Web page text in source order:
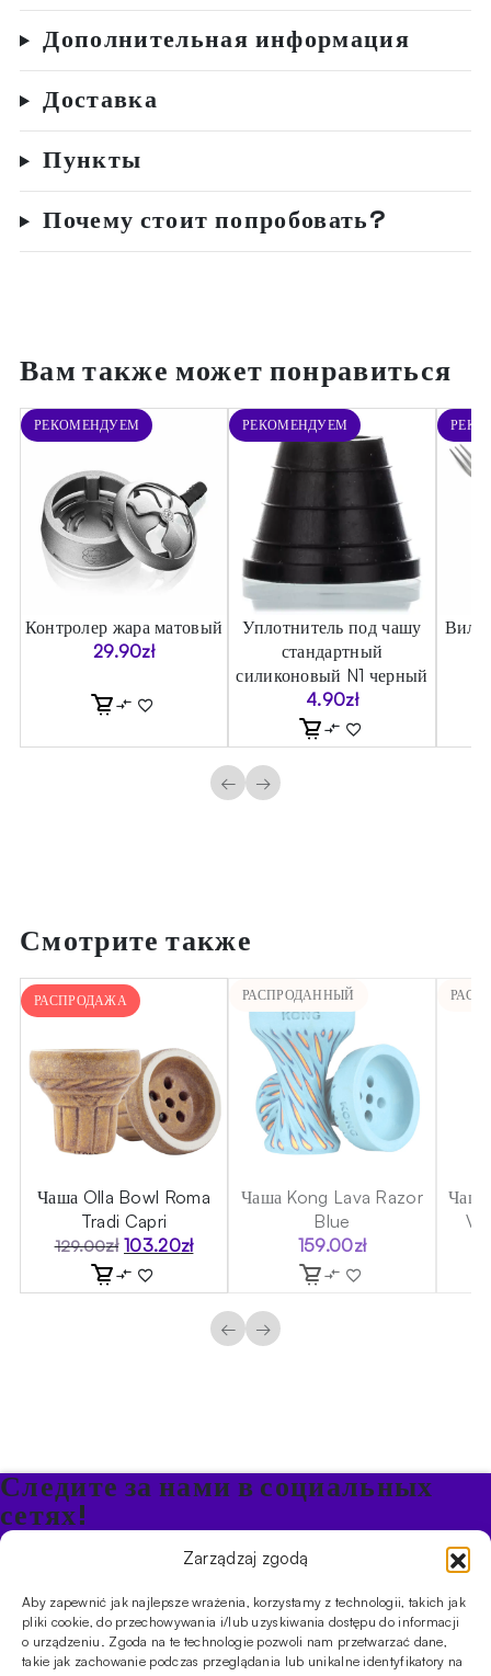
Zarządzaj zgodą
Aby zapewnić jak najlepsze wrażenia, korzystamy z technologii, takich jak
pliki cookie, do przechowywania i/lub uzyskiwania dostępu do informacji
o urządzeniu. Zgoda na te technologie pozwoli nam przetwarzać dane,
takie jak zachowanie podczas przeglądania lub unikalne identyfikatory na
Дополнительная информация
Доставка
Пункты
Почему стоит попробовать?
Вам также может понравиться
РЕКОМЕНДУЕМ
Контролер жара матовый
29.90zł
РЕКОМЕНДУЕМ
Уплотнитель под чашу
стандартный
силиконовый N1 черный
4.90zł
← →
Смотрите также
РАСПРОДАЖА
Чаша Olla Bowl Roma
Tradi Capri
129.00zł Первоначальная
цена
103.20zł
Текущая
цена:
РАСПРОДАННЫЙ
Чаша Kong Lava Razor
Blue
159.00zł
← →
Следите за нами в социальных
сетях!
Будьте в курсе акций и новостей в Кальяне
ПРОДУКТЫ
КальяныЧашиУгли и розжигПродукты безникотиновые